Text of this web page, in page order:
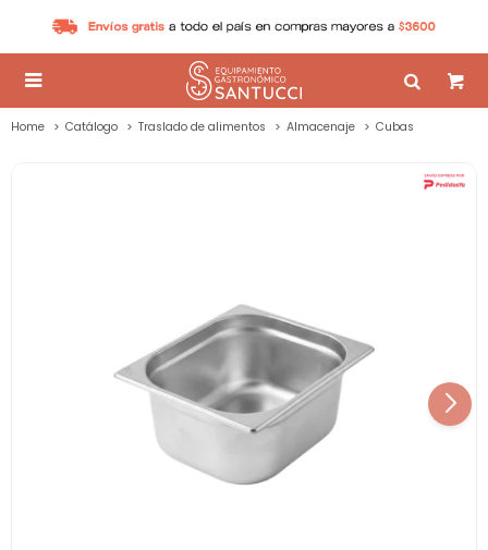

Home Catálogo Traslado de alimentos Almacenaje Cubas